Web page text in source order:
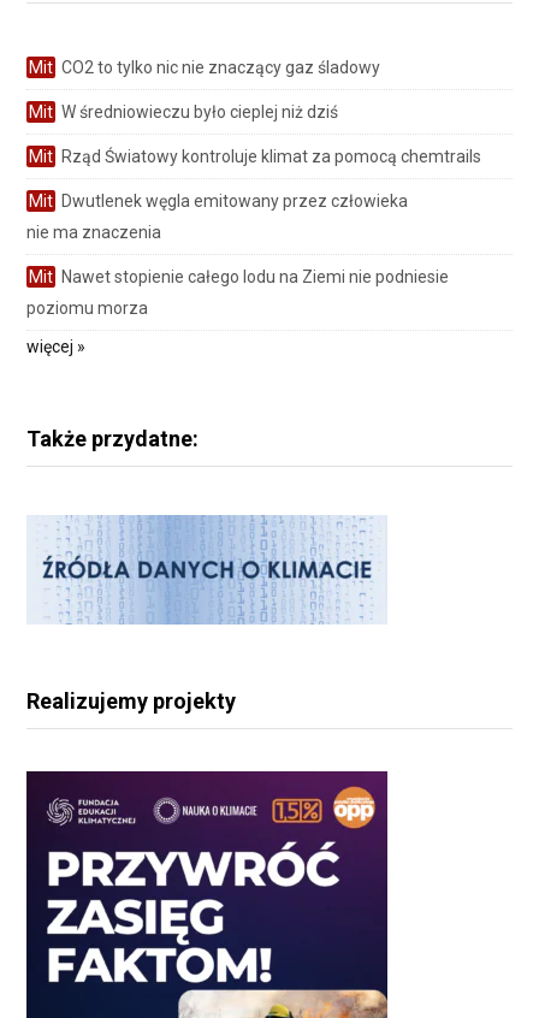
Mit CO2 to tylko nic nie znaczący gaz śladowy
Mit W średniowieczu było cieplej niż dziś
Mit Rząd Światowy kontroluje klimat za pomocą chemtrails
Mit Dwutlenek węgla emitowany przez człowieka
nie ma znaczenia
Mit Nawet stopienie całego lodu na Ziemi nie podniesie
poziomu morza
więcej »
Także przydatne:
Realizujemy projekty